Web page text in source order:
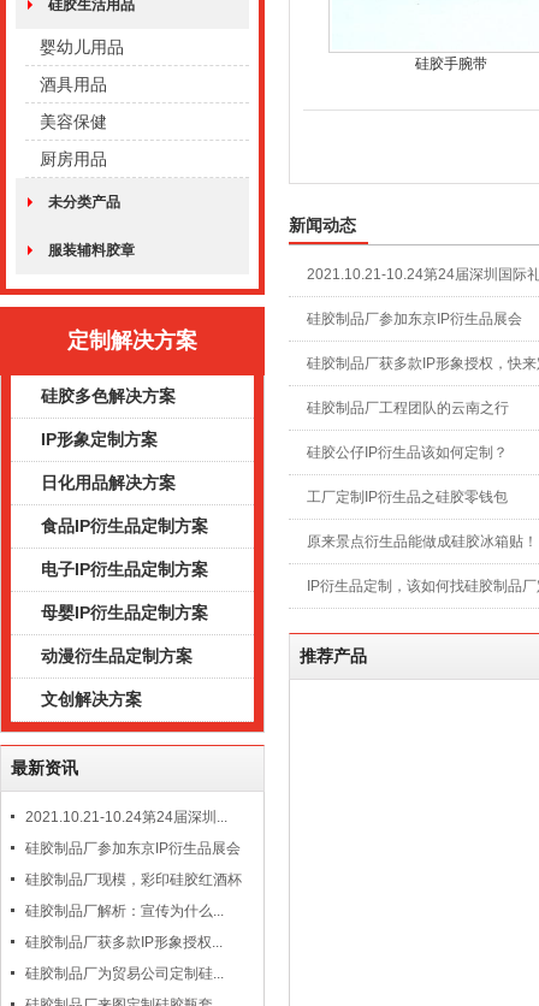
硅胶生活用品
婴幼儿用品
酒具用品
美容保健
厨房用品
未分类产品
服装辅料胶章
定制解决方案
硅胶多色解决方案
IP形象定制方案
日化用品解决方案
食品IP衍生品定制方案
电子IP衍生品定制方案
母婴IP衍生品定制方案
动漫衍生品定制方案
文创解决方案
最新资讯
2021.10.21-10.24第24届深圳...
硅胶制品厂参加东京IP衍生品展会
硅胶制品厂现模，彩印硅胶红酒杯
硅胶制品厂解析：宣传为什么...
硅胶制品厂获多款IP形象授权...
硅胶制品厂为贸易公司定制硅...
硅胶手腕带
新闻动态
2021.10.21-10.24第24届深圳国际
硅胶制品厂参加东京IP衍生品展会
硅胶制品厂获多款IP形象授权，快
硅胶制品厂工程团队的云南之行
硅胶公仔IP衍生品该如何定制？
工厂定制IP衍生品之硅胶零钱包
原来景点衍生品能做成硅胶冰箱贴！
IP衍生品定制，该如何找硅胶制品
推荐产品